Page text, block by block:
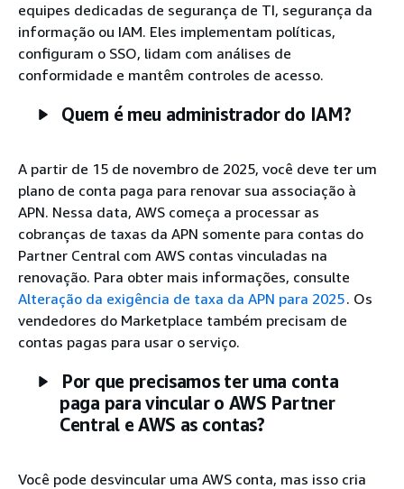
equipes dedicadas de segurança de TI, segurança da
informação ou IAM. Eles implementam políticas,
configuram o SSO, lidam com análises de
conformidade e mantêm controles de acesso.
Quem é meu administrador do IAM?
A partir de 15 de novembro de 2025, você deve ter um
plano de conta paga para renovar sua associação à
APN. Nessa data, AWS começa a processar as
cobranças de taxas da APN somente para contas do
Partner Central com AWS contas vinculadas na
renovação. Para obter mais informações, consulte
Alteração da exigência de taxa da APN para 2025. Os
vendedores do Marketplace também precisam de
contas pagas para usar o serviço.
Por que precisamos ter uma conta
paga para vincular o AWS Partner
Central e AWS as contas?
Você pode desvincular uma AWS conta, mas isso cria